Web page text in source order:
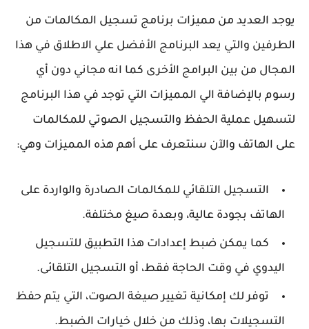
يوجد العديد من مميزات برنامج تسجيل المكالمات من
الطرفين والتي يعد البرنامج الأفضل علي الاطلاق في هذا
المجال من بين البرامج الأخرى كما انه مجاني دون أي
رسوم بالإضافة الي المميزات التي توجد في هذا البرنامج
لتسهيل عملية الحفظ والتسجيل الصوتي للمكالمات
على الهاتف والآن سنتعرف على أهم هذه المميزات وهي:
التسجيل التلقائي للمكالمات الصادرة والواردة على
الهاتف بجودة عالية، وبعدة صيغ مختلفة.
كما يمكن ضبط إعدادات هذا التطبيق للتسجيل
اليدوي في وقت الحاجة فقط، أو التسجيل التلقائى.
توفر لك إمكانية تغيير صيغة الصوت، التي يتم حفظ
التسجيلات بها، وذلك من خلال خيارات الضبط.